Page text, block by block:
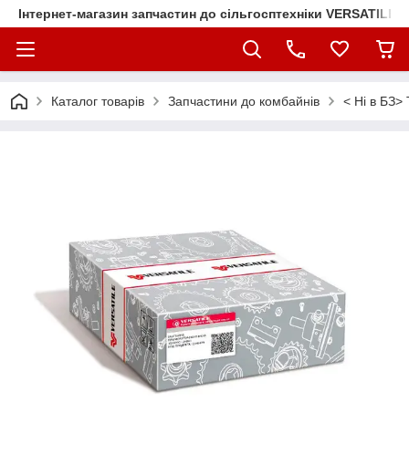
Інтернет-магазин запчастин до сільгосптехніки VERSATILE
Каталог товарів Запчастини до комбайнів < Ні в